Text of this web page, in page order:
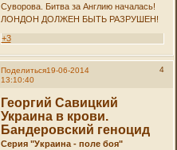
Суворова. Битва за Англию началась!
ЛОНДОН ДОЛЖЕН БЫТЬ РАЗРУШЕН!
+3
Поделиться 4
19-06-2014
13:10:40
Георгий Савицкий
Украина в крови.
Бандеровский геноцид
Серия "Украина - поле боя"